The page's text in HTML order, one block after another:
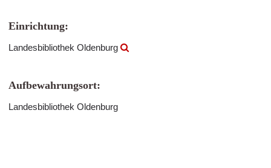
Einrichtung:
Landesbibliothek Oldenburg
Aufbewahrungsort:
Landesbibliothek Oldenburg